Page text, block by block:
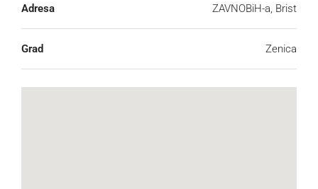
Adresa ZAVNOBiH-a, Brist
Grad Zenica